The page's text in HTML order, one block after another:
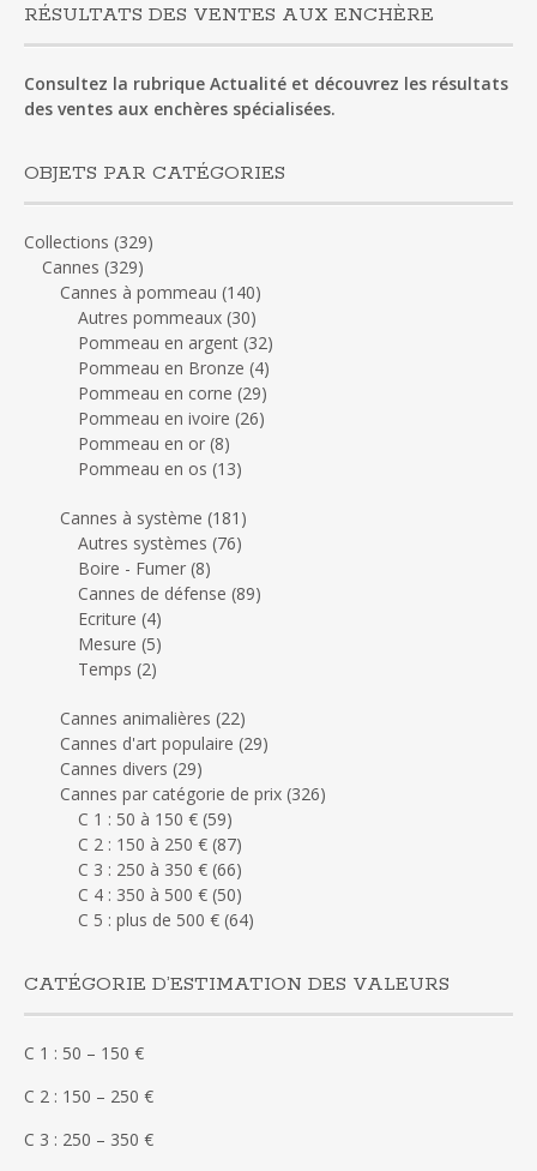
RÉSULTATS DES VENTES AUX ENCHÈRE
Consultez la rubrique Actualité et découvrez les résultats
des ventes aux enchères spécialisées.
OBJETS PAR CATÉGORIES
Collections (329)
Cannes (329)
Cannes à pommeau (140)
Autres pommeaux (30)
Pommeau en argent (32)
Pommeau en Bronze (4)
Pommeau en corne (29)
Pommeau en ivoire (26)
Pommeau en or (8)
Pommeau en os (13)
Cannes à système (181)
Autres systèmes (76)
Boire - Fumer (8)
Cannes de défense (89)
Ecriture (4)
Mesure (5)
Temps (2)
Cannes animalières (22)
Cannes d'art populaire (29)
Cannes divers (29)
Cannes par catégorie de prix (326)
C 1 : 50 à 150 € (59)
C 2 : 150 à 250 € (87)
C 3 : 250 à 350 € (66)
C 4 : 350 à 500 € (50)
C 5 : plus de 500 € (64)
CATÉGORIE D’ESTIMATION DES VALEURS
C 1 : 50 – 150 €
C 2 : 150 – 250 €
C 3 : 250 – 350 €